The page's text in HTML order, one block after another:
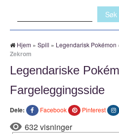
Hjem » Spill » Legendarisk Pokémon
Zekrom
Legendariske
Fargeleggingsside
Dele: Facebook Pinterest
632 visninger